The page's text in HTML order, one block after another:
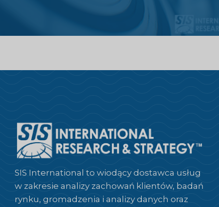
SIS International to wiodący dostawca usług
w zakresie analizy zachowań klientów, badań
rynku, gromadzenia i analizy danych oraz